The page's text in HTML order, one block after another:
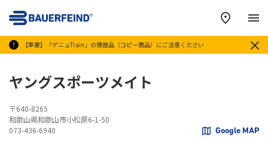
【重要】「ゲニュTrain」の模倣品（コピー商品）にご注意ください
メ
ヤングスポーツメイト
〒640-8265
和歌山県和歌山市小松原6-1-50
073-436-6940
Google MAP